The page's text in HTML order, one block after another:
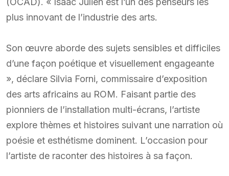
plus innovant de l’industrie des arts.
Son œuvre aborde des sujets sensibles et difficiles
d’une façon poétique et visuellement engageante
», déclare Silvia Forni, commissaire d’exposition
des arts africains au ROM. Faisant partie des
pionniers de l’installation multi-écrans, l’artiste
explore thèmes et histoires suivant une narration où
poésie et esthétisme dominent. L’occasion pour
l’artiste de raconter des histoires à sa façon.